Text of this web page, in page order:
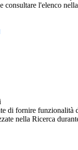
consultare l'elenco
di fornire funzionalità
nella Ricerca